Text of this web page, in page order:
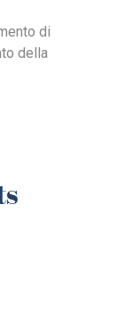
di
della